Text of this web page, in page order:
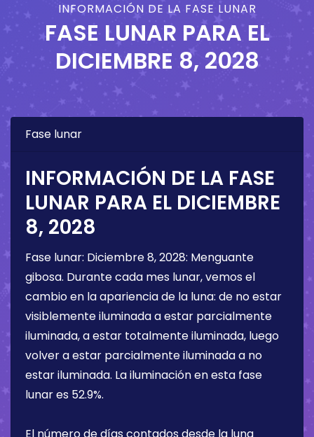
INFORMACIÓN DE LA FASE LUNAR
FASE LUNAR PARA EL
DICIEMBRE 8, 2028
Fase lunar
INFORMACIÓN DE LA FASE
LUNAR PARA EL DICIEMBRE
8, 2028
Fase lunar: Diciembre 8, 2028: Menguante
gibosa. Durante cada mes lunar, vemos el
cambio en la apariencia de la luna: de no estar
visiblemente iluminada a estar parcialmente
iluminada, a estar totalmente iluminada, luego
volver a estar parcialmente iluminada a no
estar iluminada. La iluminación en esta fase
lunar es 52.9%.